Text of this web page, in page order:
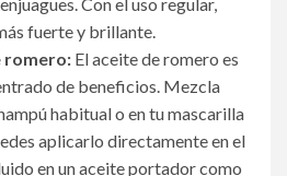
Con el uso regular,
fuerte y brillante.
romero: El aceite de romero es
de beneficios. Mezcla
habitual o en tu mascarilla
aplicarlo directamente en el
en un aceite portador como